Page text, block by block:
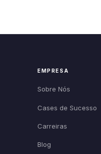
EMPRESA
Sobre Nós
Cases de Sucesso
Carreiras
Blog